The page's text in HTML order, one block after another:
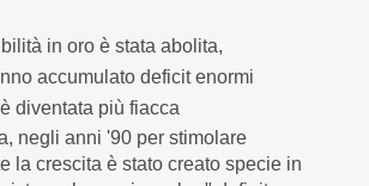
in oro è stata abolita,
accumulato deficit enormi
diventata più fiacca
negli anni '90 per stimolare
la crescita è stato creato specie in